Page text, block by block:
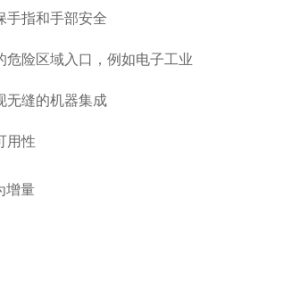
手指和手部安全
险区域入口，例如电子工业
无缝的机器集成
用性
增量